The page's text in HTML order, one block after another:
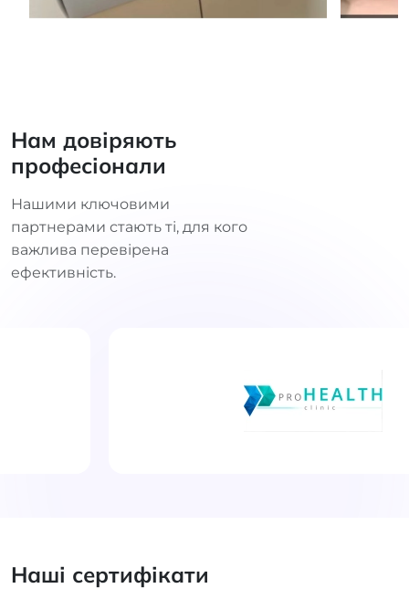
Нам довіряють
професіонали
Нашими ключовими
партнерами стають ті, для кого
важлива перевірена
ефективність.
Наші сертифікати